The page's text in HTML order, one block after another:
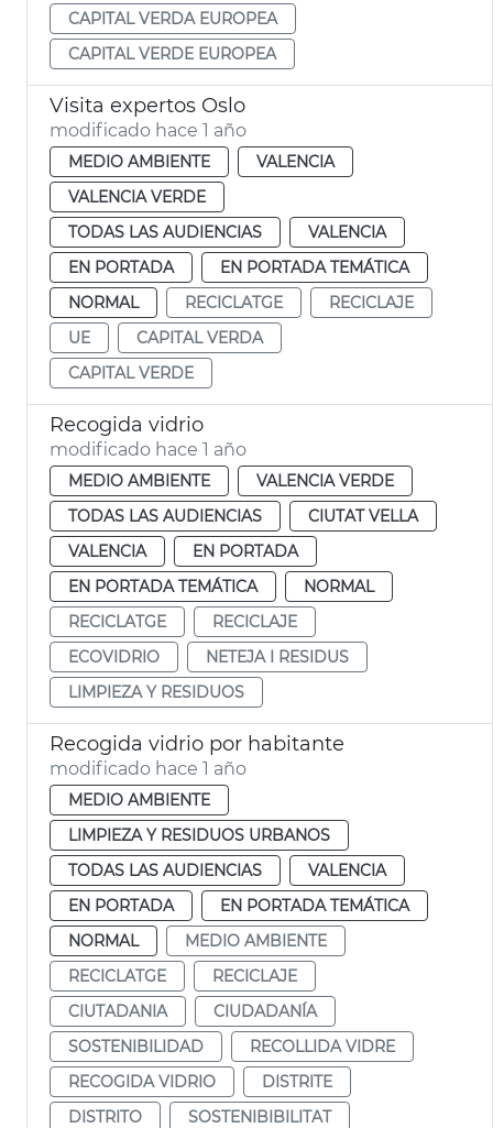
CAPITAL VERDA EUROPEA
CAPITAL VERDE EUROPEA
Visita expertos Oslo
modificado hace 1 año
MEDIO AMBIENTE
VALENCIA
VALENCIA VERDE
TODAS LAS AUDIENCIAS
VALENCIA
EN PORTADA
EN PORTADA TEMÁTICA
NORMAL
RECICLATGE
RECICLAJE
UE
CAPITAL VERDA
CAPITAL VERDE
Recogida vidrio
modificado hace 1 año
MEDIO AMBIENTE
VALENCIA VERDE
TODAS LAS AUDIENCIAS
CIUTAT VELLA
VALENCIA
EN PORTADA
EN PORTADA TEMÁTICA
NORMAL
RECICLATGE
RECICLAJE
ECOVIDRIO
NETEJA I RESIDUS
LIMPIEZA Y RESIDUOS
Recogida vidrio por habitante
modificado hace 1 año
MEDIO AMBIENTE
LIMPIEZA Y RESIDUOS URBANOS
TODAS LAS AUDIENCIAS
VALENCIA
EN PORTADA
EN PORTADA TEMÁTICA
NORMAL
MEDIO AMBIENTE
RECICLATGE
RECICLAJE
CIUTADANIA
CIUDADANÍA
SOSTENIBILIDAD
RECOLLIDA VIDRE
RECOGIDA VIDRIO
DISTRITE
DISTRITO
SOSTENIBIBILITAT